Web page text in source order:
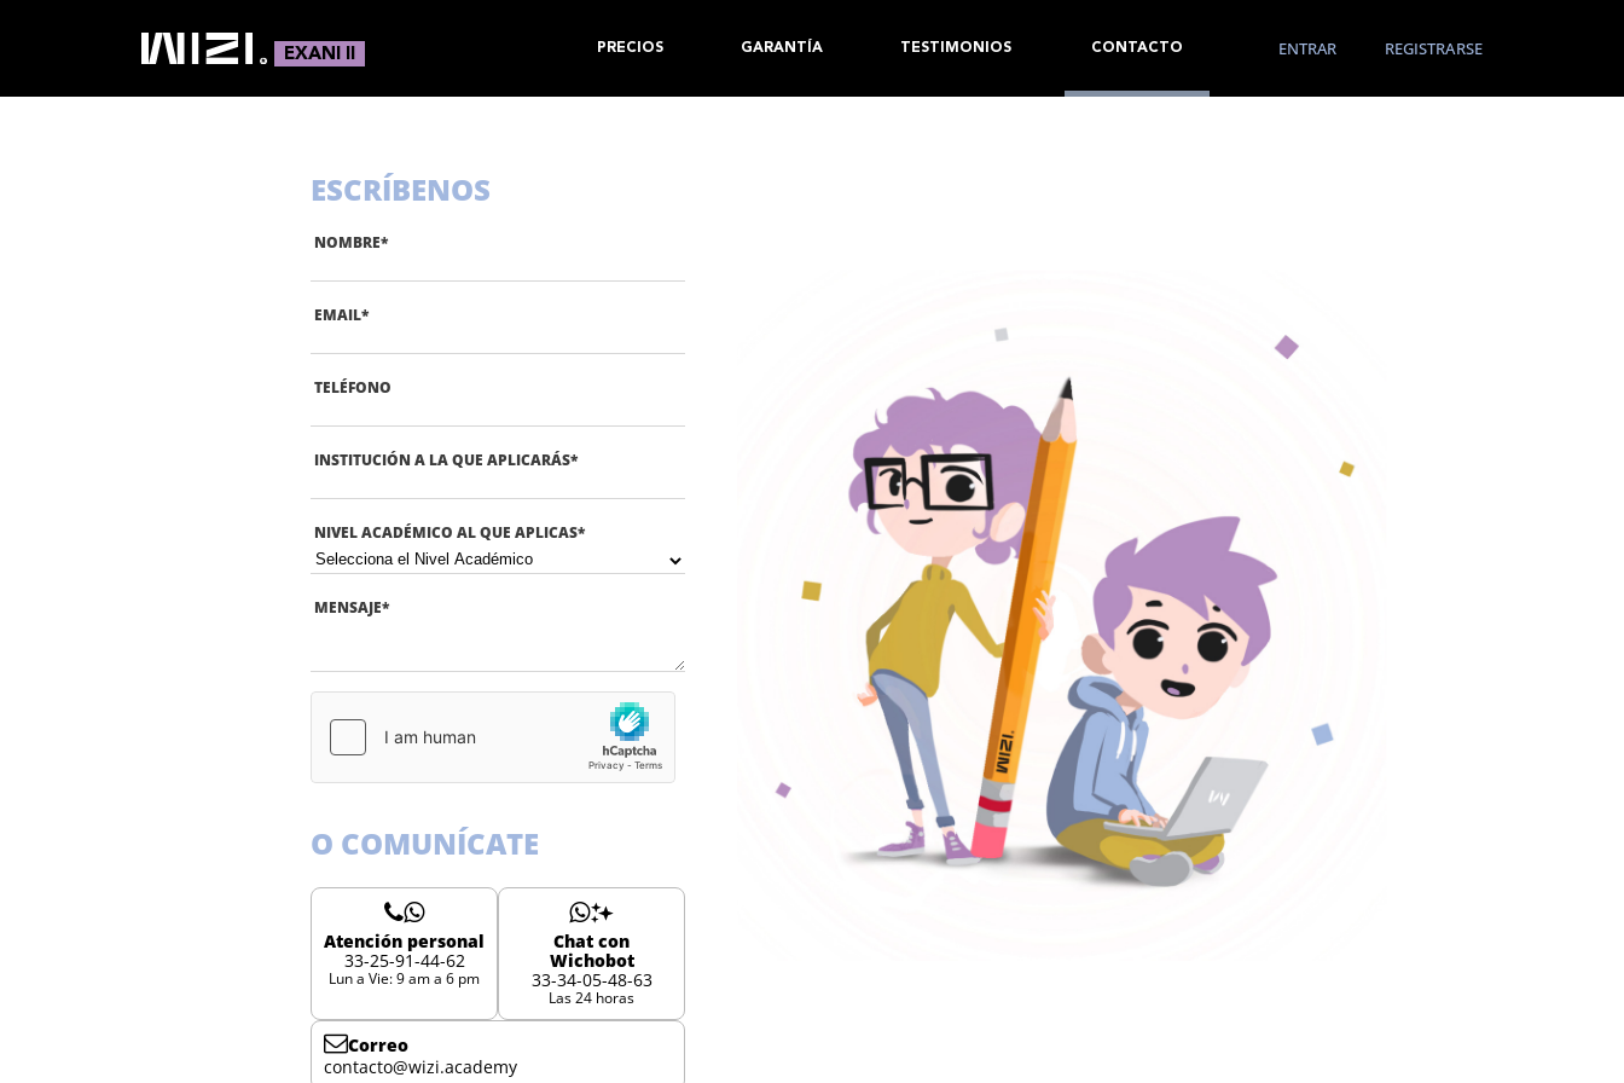
EXANI II PRECIOS GARANTÍA TESTIMONIOS CONTACTO ENTRAR REGISTRARSE
ESCRÍBENOS
NOMBRE*
EMAIL*
TELÉFONO
INSTITUCIÓN A LA QUE APLICARÁS*
NIVEL ACADÉMICO AL QUE APLICAS*
MENSAJE*
O COMUNÍCATE
Atención personal
33-25-91-44-62
Lun a Vie: 9 am a 6 pm
Chat con
Wichobot
33-34-05-48-63
Las 24 horas
Correo
contacto@wizi.academy